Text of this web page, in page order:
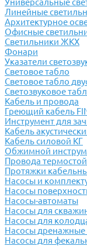
Универсальные
Линейные
Архитектурное
Офисные
Светильники ЖКХ
Фонари
Указатели
Световое табло
Световое табло
Светозвуковое
Кабель и провода
Греющий кабель
Инструмент для
Кабель
Кабель силовой КГ
Обжимной
Провода
Протяжки
Насосы и
Насосы
Насосы-автоматы
Насосы для
Насосы для
Насосы дренажные
Насосы для